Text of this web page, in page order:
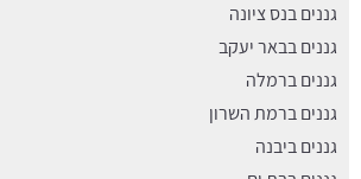
גננים בנס ציונה
גננים בבאר יעקב
גננים ברמלה
גננים ברמת השרון
גננים ביבנה